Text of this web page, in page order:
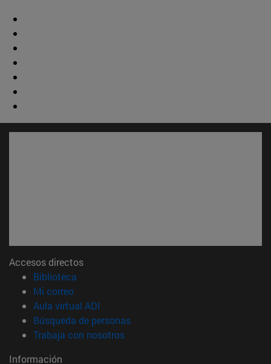
Accesos directos
Biblioteca
Mi correo(abre en nueva ventana)
Aula virtual ADI
Búsqueda de personas(abre en nueva ventana)
Trabaja con nosotros(abre en nueva ventana)
Información